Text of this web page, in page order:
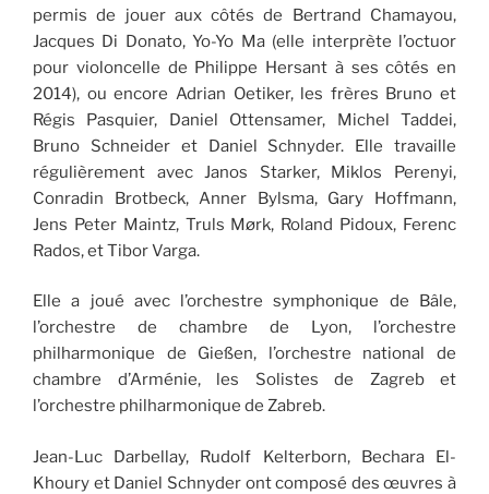
permis de jouer aux côtés de Bertrand Chamayou,
Jacques Di Donato, Yo-Yo Ma (elle interprète l’octuor
pour violoncelle de Philippe Hersant à ses côtés en
2014), ou encore Adrian Oetiker, les frères Bruno et
Régis Pasquier, Daniel Ottensamer, Michel Taddei,
Bruno Schneider et Daniel Schnyder. Elle travaille
régulièrement avec Janos Starker, Miklos Perenyi,
Conradin Brotbeck, Anner Bylsma, Gary Hoffmann,
Jens Peter Maintz, Truls Mørk, Roland Pidoux, Ferenc
Rados, et Tibor Varga.
Elle a joué avec l’orchestre symphonique de Bâle,
l’orchestre de chambre de Lyon, l’orchestre
philharmonique de Gießen, l’orchestre national de
chambre d’Arménie, les Solistes de Zagreb et
l’orchestre philharmonique de Zabreb.
Jean-Luc Darbellay, Rudolf Kelterborn, Bechara El-
Khoury et Daniel Schnyder ont composé des œuvres à